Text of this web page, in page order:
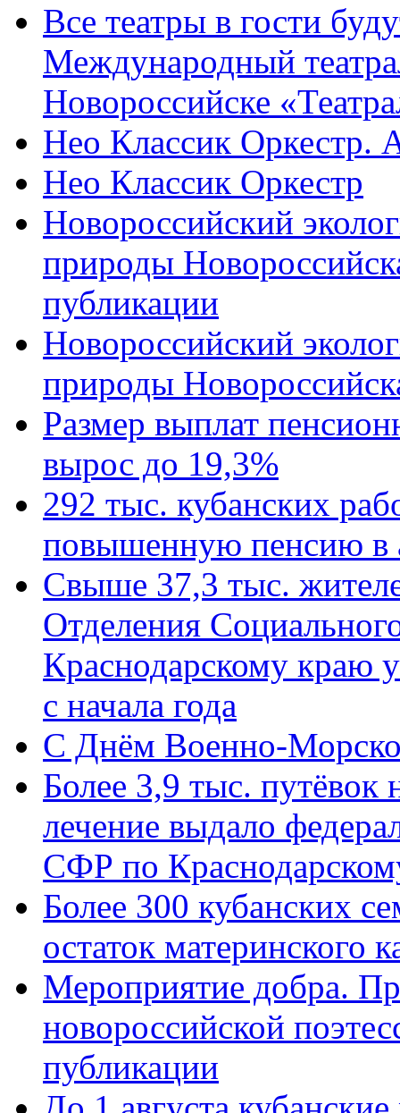
Все театры в гости
Международный
Новороссийске
Нео Классик Оркестр.
Нео Классик Оркестр
Новороссийский
природы
публикации
Новороссийский
природы
Размер выплат
вырос до 19,3%
292 тыс. кубанских
повышенную пенсию в
Свыше 37,3 тыс.
Отделения
Краснодарскому краю
с начала года
C Днём Военно-
Более 3,9 тыс. путёвок
лечение выдало
СФР по
Более 300 кубанских
остаток материнского
Мероприятие добра.
новороссийской
публикации